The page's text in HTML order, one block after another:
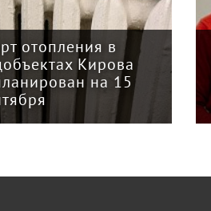
отопления в
Кирова
на 15